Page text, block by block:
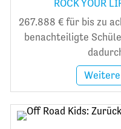
ROCK YOUR
267.888 € für bis zu
benachteiligte